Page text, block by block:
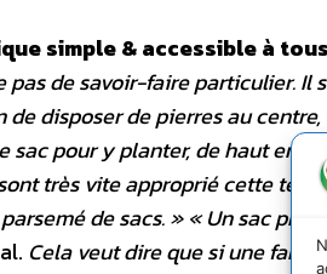
simple & accessible à tous
pas de savoir-faire particulier.
disposer de pierres au
sac pour y planter, de haut en
très vite approprié cette
de sacs. » « Un sac
Cela veut dire que si une